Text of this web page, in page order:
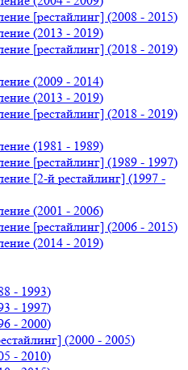
[рестайлинг] (2008 - 2015)
(2013 - 2019)
[рестайлинг] (2018 - 2019)
(2009 - 2014)
(2013 - 2019)
[рестайлинг] (2018 - 2019)
(1981 - 1989)
[рестайлинг] (1989 - 1997)
[2-й рестайлинг] (1997 -
(2001 - 2006)
[рестайлинг] (2006 - 2015)
(2014 - 2019)
- 1993)
- 1997)
- 2000)
(2000 - 2005)
- 2010)